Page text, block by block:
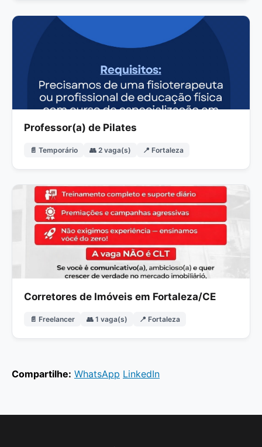
Professor(a) de Pilates
📄 Temporário 👥 2 vaga(s) 📍 Fortaleza
Corretores de Imóveis em Fortaleza/CE
📄 Freelancer 👥 1 vaga(s) 📍 Fortaleza
Compartilhe: WhatsApp LinkedIn